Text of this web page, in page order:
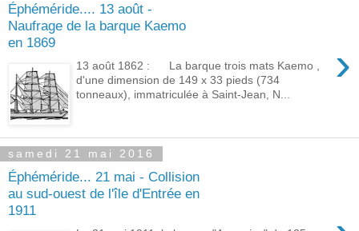
Éphéméride.... 13 août -
Naufrage de la barque Kaemo
en 1869
›
13 août 1862 : La barque trois mats Kaemo ,
d'une dimension de 149 x 33 pieds (734
tonneaux), immatriculée à Saint-Jean, N...
samedi 21 mai 2016
Éphéméride... 21 mai - Collision
au sud-ouest de l'île d'Entrée en
1911